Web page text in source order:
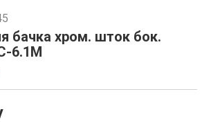
бачка хром. шток бок.
6.1М